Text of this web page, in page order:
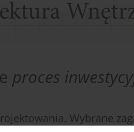
proces
Wybrane